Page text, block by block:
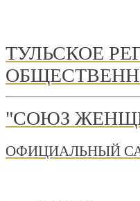
ТУЛЬСКОЕ
"СОЮЗ
ОФИЦИАЛЬНЫЙ